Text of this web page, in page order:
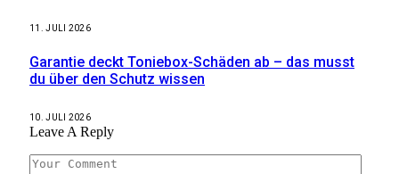
11. JULI 2026
Garantie deckt Toniebox-Schäden ab – das musst
du über den Schutz wissen
10. JULI 2026
Leave A Reply